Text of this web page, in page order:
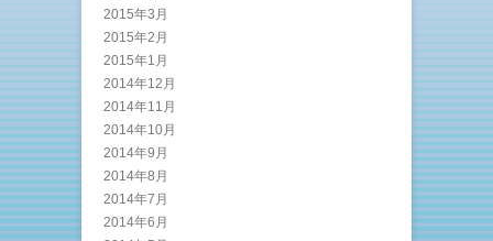
2015年3月
2015年2月
2015年1月
2014年12月
2014年11月
2014年10月
2014年9月
2014年8月
2014年7月
2014年6月